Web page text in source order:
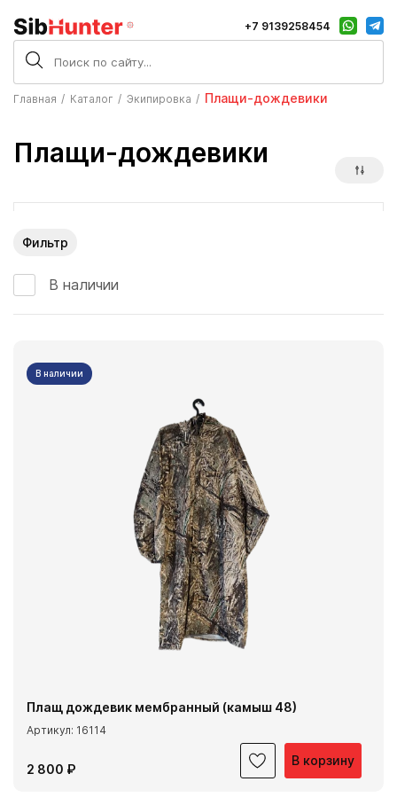
+7 9139258454
Главная Каталог Экипировка Плащи-дождевики
Плащи-дождевики
Фильтр
В наличии
В наличии
В корзину
Плащ дождевик мембранный (камыш 48)
Артикул: 16114
2 800 ₽